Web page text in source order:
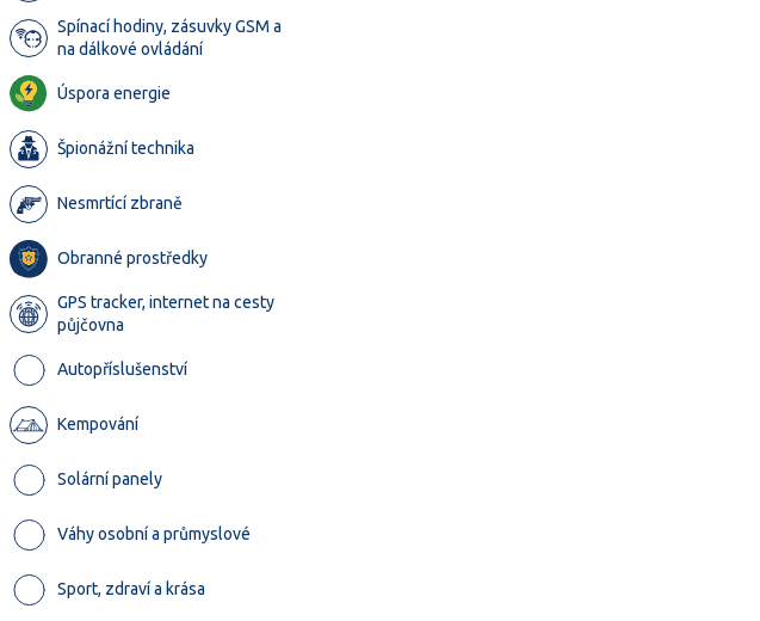
Spínací hodiny, zásuvky GSM a
na dálkové ovládání
Úspora energie
Špionážní technika
Nesmrtící zbraně
Obranné prostředky
GPS tracker, internet na cesty
půjčovna
Autopříslušenství
Kempování
Solární panely
Váhy osobní a průmyslové
Sport, zdraví a krása